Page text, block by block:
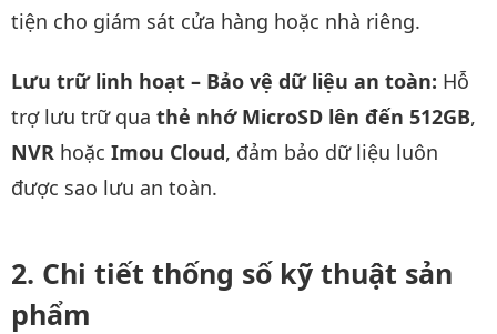
tiện cho giám sát cửa hàng hoặc nhà riêng.
Lưu trữ linh hoạt – Bảo vệ dữ liệu an toàn: Hỗ
trợ lưu trữ qua thẻ nhớ MicroSD lên đến 512GB,
NVR hoặc Imou Cloud, đảm bảo dữ liệu luôn
được sao lưu an toàn.
Chi tiết thống số kỹ thuật sản
phẩm